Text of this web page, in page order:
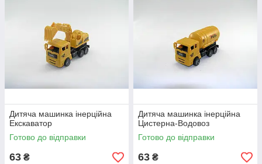
Дитяча машинка інерційна
Екскаватор
Готово до відправки
63 ₴
Дитяча машинка інерційна
Цистерна-Водовоз
Готово до відправки
63 ₴